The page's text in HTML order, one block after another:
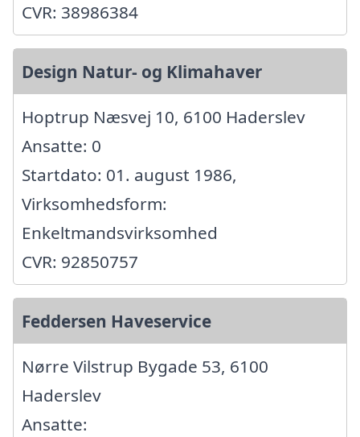
CVR: 38986384
Design Natur- og Klimahaver
Hoptrup Næsvej 10, 6100 Haderslev
Ansatte: 0
Startdato: 01. august 1986,
Virksomhedsform:
Enkeltmandsvirksomhed
CVR: 92850757
Feddersen Haveservice
Nørre Vilstrup Bygade 53, 6100
Haderslev
Ansatte: